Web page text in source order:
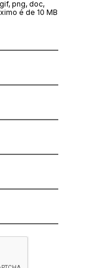
png, doc,
é de 10 MB